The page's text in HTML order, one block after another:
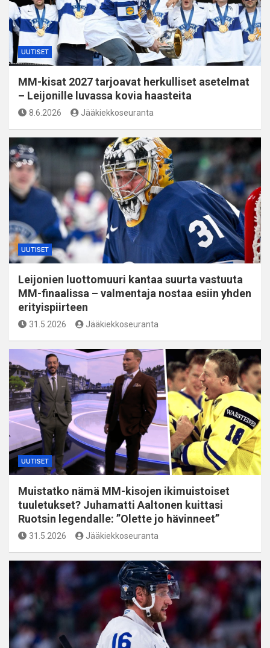
UUTISET
MM-kisat 2027 tarjoavat herkulliset asetelmat
– Leijonille luvassa kovia haasteita
8.6.2026 Jääkiekkoseuranta
UUTISET
Leijonien luottomuuri kantaa suurta vastuuta
MM-finaalissa – valmentaja nostaa esiin yhden
erityispiirteen
31.5.2026 Jääkiekkoseuranta
UUTISET
Muistatko nämä MM-kisojen ikimuistoiset
tuuletukset? Juhamatti Aaltonen kuittasi
Ruotsin legendalle: ”Olette jo hävinneet”
31.5.2026 Jääkiekkoseuranta